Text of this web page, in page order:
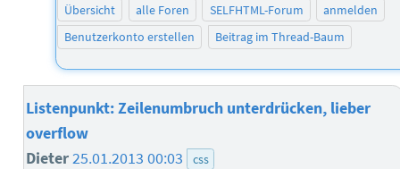
Übersicht alle Foren SELFHTML-Forum
anmelden
Benutzerkonto erstellen
Beitrag im Thread-Baum
Listenpunkt: Zeilenumbruch unterdrücken, lieber
overflow
Dieter25.01.2013 00:03 css